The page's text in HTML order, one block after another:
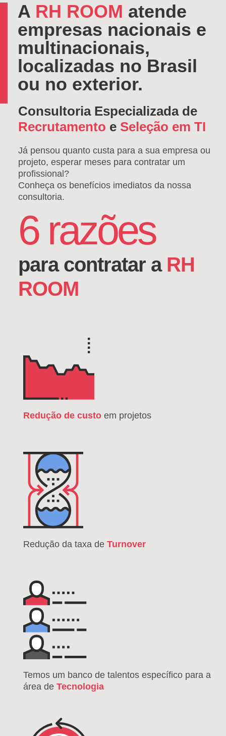
A RH ROOM atende
empresas nacionais e
multinacionais,
localizadas no Brasil
ou no exterior.
Consultoria Especializada de
Recrutamento e Seleção em TI
Já pensou quanto custa para a sua empresa ou
projeto, esperar meses para contratar um
profissional?
Conheça os benefícios imediatos da nossa
consultoria.
6 razões
para contratar a RH
ROOM
Redução de custo em projetos
Redução da taxa de Turnover
Temos um banco de talentos específico para a
área de Tecnologia